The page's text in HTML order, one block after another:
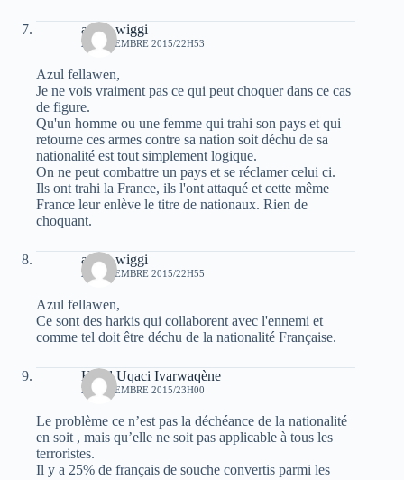
anwa wiggi
29 DÉCEMBRE 2015/22H53
Azul fellawen,
Je ne vois vraiment pas ce qui peut choquer dans ce cas
de figure.
Qu'un homme ou une femme qui trahi son pays et qui
retourne ces armes contre sa nation soit déchu de sa
nationalité est tout simplement logique.
On ne peut combattre un pays et se réclamer celui ci.
Ils ont trahi la France, ils l'ont attaqué et cette même
France leur enlève le titre de nationaux. Rien de
choquant.
anwa wiggi
29 DÉCEMBRE 2015/22H55
Azul fellawen,
Ce sont des harkis qui collaborent avec l'ennemi et
comme tel doit être déchu de la nationalité Française.
Hend Uqaci Ivarwaqène
29 DÉCEMBRE 2015/23H00
Le problème ce n’est pas la déchéance de la nationalité
en soit , mais qu’elle ne soit pas applicable à tous les
terroristes.
Il y a 25% de français de souche convertis parmi les